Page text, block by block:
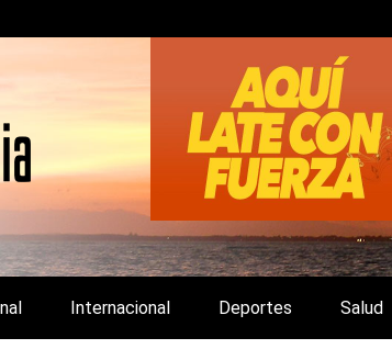
GENERAL.
Internacional Deportes Salud